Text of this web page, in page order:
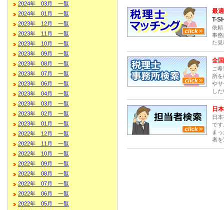
2024年 03月 一覧
2024年 01月 一覧
2023年 12月 一覧
2023年 11月 一覧
2023年 10月 一覧
2023年 09月 一覧
2023年 08月 一覧
2023年 07月 一覧
2023年 06月 一覧
2023年 04月 一覧
2023年 03月 一覧
2023年 02月 一覧
2023年 01月 一覧
2022年 12月 一覧
2022年 11月 一覧
2022年 10月 一覧
2022年 09月 一覧
2022年 08月 一覧
2022年 07月 一覧
2022年 06月 一覧
2022年 05月 一覧
最適
T-
依頼
事務
た
全
ご
所
やサ
し
日
日
です
ま
者を